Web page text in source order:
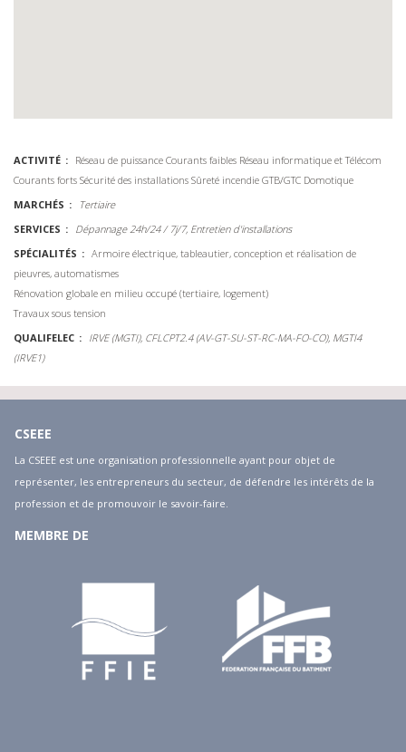
ACTIVITÉ Réseau de puissance Courants faibles Réseau informatique et Télécom
Courants forts Sécurité des installations Sûreté incendie GTB/GTC Domotique
MARCHÉS
Tertiaire
SERVICES
Dépannage 24h/24 / 7j/7, Entretien d'installations
SPÉCIALITÉS
Armoire électrique, tableautier, conception et réalisation de
pieuvres, automatismes
Rénovation globale en milieu occupé (tertiaire, logement)
Travaux sous tension
QUALIFELEC
IRVE (MGTI), CFLCPT2.4 (AV-GT-SU-ST-RC-MA-FO-CO), MGTI4
(IRVE1)
CSEEE
La CSEEE est une organisation professionnelle ayant pour objet de
représenter, les entrepreneurs du secteur, de défendre les intérêts de la
profession et de promouvoir le savoir-faire.
MEMBRE DE